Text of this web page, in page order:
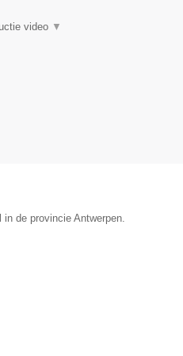
video ▼
de provincie Antwerpen.